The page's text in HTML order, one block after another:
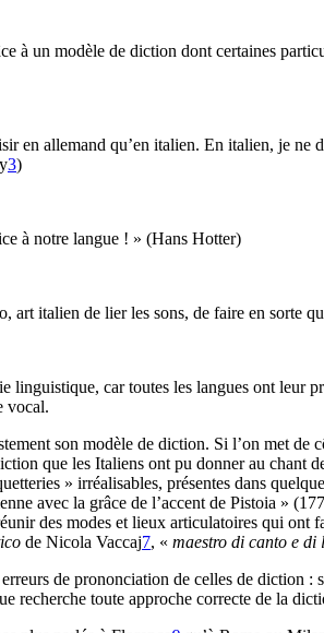
à un modèle de diction dont certaines
en allemand qu’en italien. En italien, je
3)
à notre langue ! » (Hans Hotter)
art italien de lier les sons, de faire en sorte
linguistique, car toutes les langues ont
vocal.
son modèle de diction. Si l’on met
que les Italiens ont pu donner au
» irréalisables, présentes dans
avec la grâce de l’accent de Pistoia »
des modes et lieux articulatoires qui
de Nicola Vaccaj7, « maestro di canto e di
de prononciation de celles de diction
recherche toute approche correcte de la